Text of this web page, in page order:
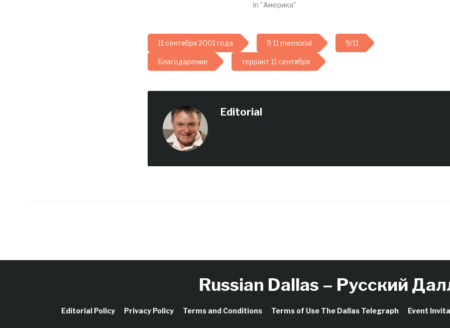
спецназовцами США, -
сообщает
www.SlavicVoice.org со
ссылкой на заявление
Всемирного торгового
сообщает
www.SlavicVoice.org со
ссылкой на "Fox News". По
словам президента
не может находиться на
In "Америка"
напомнил всем
журналистам, а через них и
всему миру, что в США
11 сентября 2001 года 9 11 memorial 9/11
Благодарение терракт 11 сентября
Editorial
Russian Dallas – Русский
Editorial Policy Privacy Policy Terms and Conditions Terms of Use The Dallas Telegraph Event